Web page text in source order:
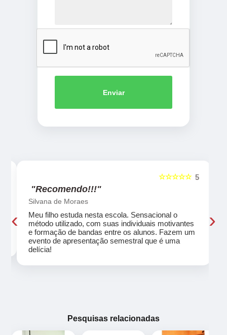
Enviar
5
☆☆☆☆☆
"Recomendo!!!"
Silvana de Moraes
Meu filho estuda nesta escola. Sensacional o
método utilizado, com suas individuais motivantes
e formação de bandas entre os alunos. Fazem um
evento de apresentação semestral que é uma
delícia!
‹ ›
Pesquisas relacionadas